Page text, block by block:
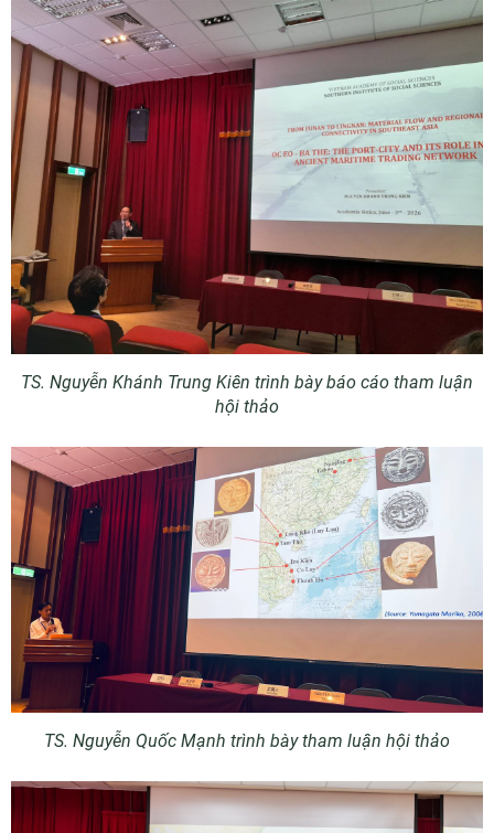
TS. Nguyễn Khánh Trung Kiên trình bày báo cáo tham luận
hội thảo
TS. Nguyễn Quốc Mạnh trình bày tham luận hội thảo